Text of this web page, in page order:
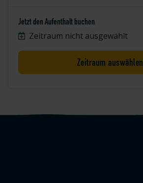
Jetzt den Aufenthalt buchen
Zeitraum nicht ausgewählt
Zeitraum auswählen